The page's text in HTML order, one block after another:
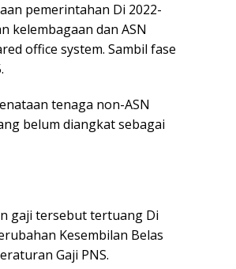
pemerintahan Di 2022-
kelembagaan dan ASN
office system. Sambil fase
tenaga non-ASN
belum diangkat sebagai
gaji tersebut tertuang Di
Kesembilan Belas
Gaji PNS.